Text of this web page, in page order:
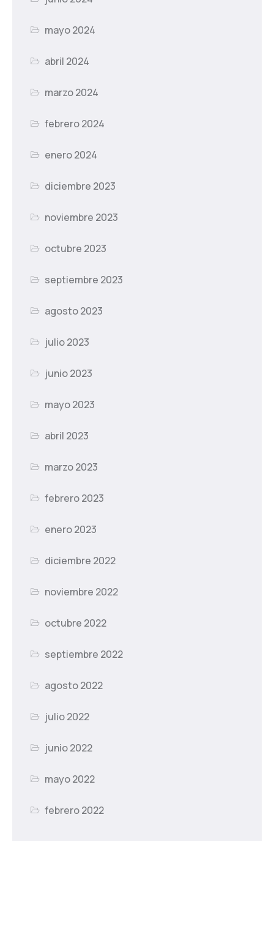
mayo 2024
abril 2024
marzo 2024
febrero 2024
enero 2024
diciembre 2023
noviembre 2023
octubre 2023
septiembre 2023
agosto 2023
julio 2023
junio 2023
mayo 2023
abril 2023
marzo 2023
febrero 2023
enero 2023
diciembre 2022
noviembre 2022
octubre 2022
septiembre 2022
agosto 2022
julio 2022
junio 2022
mayo 2022
febrero 2022